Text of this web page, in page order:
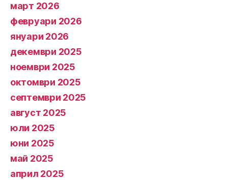
март 2026
февруари 2026
януари 2026
декември 2025
ноември 2025
октомври 2025
септември 2025
август 2025
юли 2025
юни 2025
май 2025
април 2025